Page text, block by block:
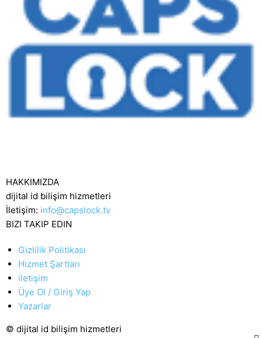
HAKKIMIZDA
dijital id bilişim hizmetleri
İletişim: info@capslock.tv
BIZI TAKIP EDIN
Gizlilik Politikası
Hizmet Şartları
iletişim
Üye Ol / Giriş Yap
Yazarlar
© dijital id bilişim hizmetleri